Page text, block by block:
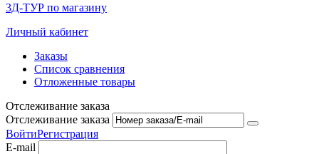
3Д-ТУР по магазину
Личный кабинет
Заказы
Список сравнения
Отложенные товары
Отслеживание заказа
Отслеживание заказа
ВойтиРегистрация
E-mail